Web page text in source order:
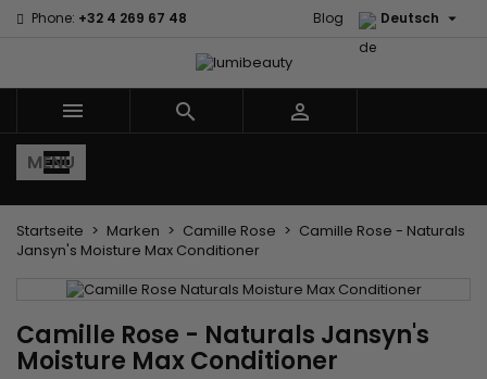
Phone: +32 4 269 67 48 Deutsch 
Blog
  
MENU
Startseite Marken Camille Rose
Camille Rose - Naturals
Jansyn's Moisture Max Conditioner
Camille Rose - Naturals Jansyn's
Moisture Max Conditioner